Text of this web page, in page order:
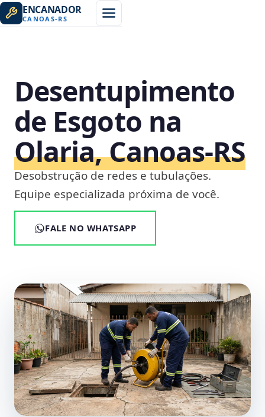
ENCANADOR
CANOAS-RS
Desentupimento
de Esgoto na
Olaria, Canoas‑RS
Desobstrução de redes e tubulações.
Equipe especializada próxima de você.
FALE NO WHATSAPP